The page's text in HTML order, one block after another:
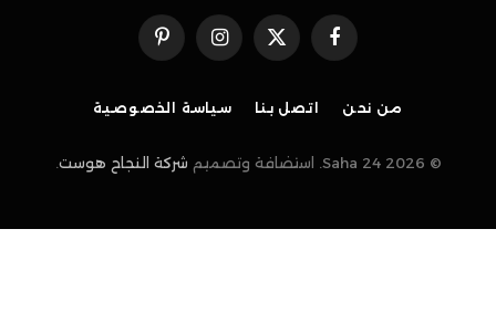
فيسبوكX
(Twitter)
الانستغرامبينتيريست
من نحن اتصل بنا سياسة الخصوصية
© 2026 Saha 24. استضافة وتصميم شركة النجاح هوست